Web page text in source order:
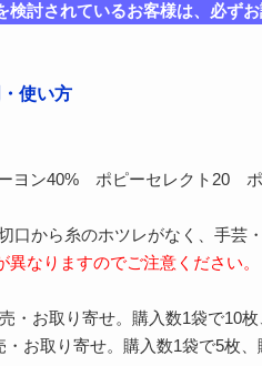
討されているお客様は、必ずお
使い方
ヨン40% ポピーセレクト20
から糸のホツレがなく、手芸
なりますのでご注意ください。
お取り寄せ。購入数1袋で10枚
お取り寄せ。購入数1袋で5枚、